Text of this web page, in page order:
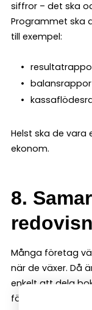
siffror – det ska
Programmet ska
till exempel:
Helst ska de
ekonom.
8.
Många företag
när de växer. Då
enkelt att dela
företagaren och